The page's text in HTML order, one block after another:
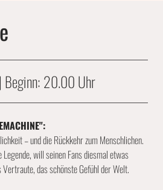
Beginn: 20.00 Uhr
– und die Rückkehr zum Menschlichen.
Legende, will seinen Fans diesmal etwas
Vertraute, das schönste Gefühl der Welt.